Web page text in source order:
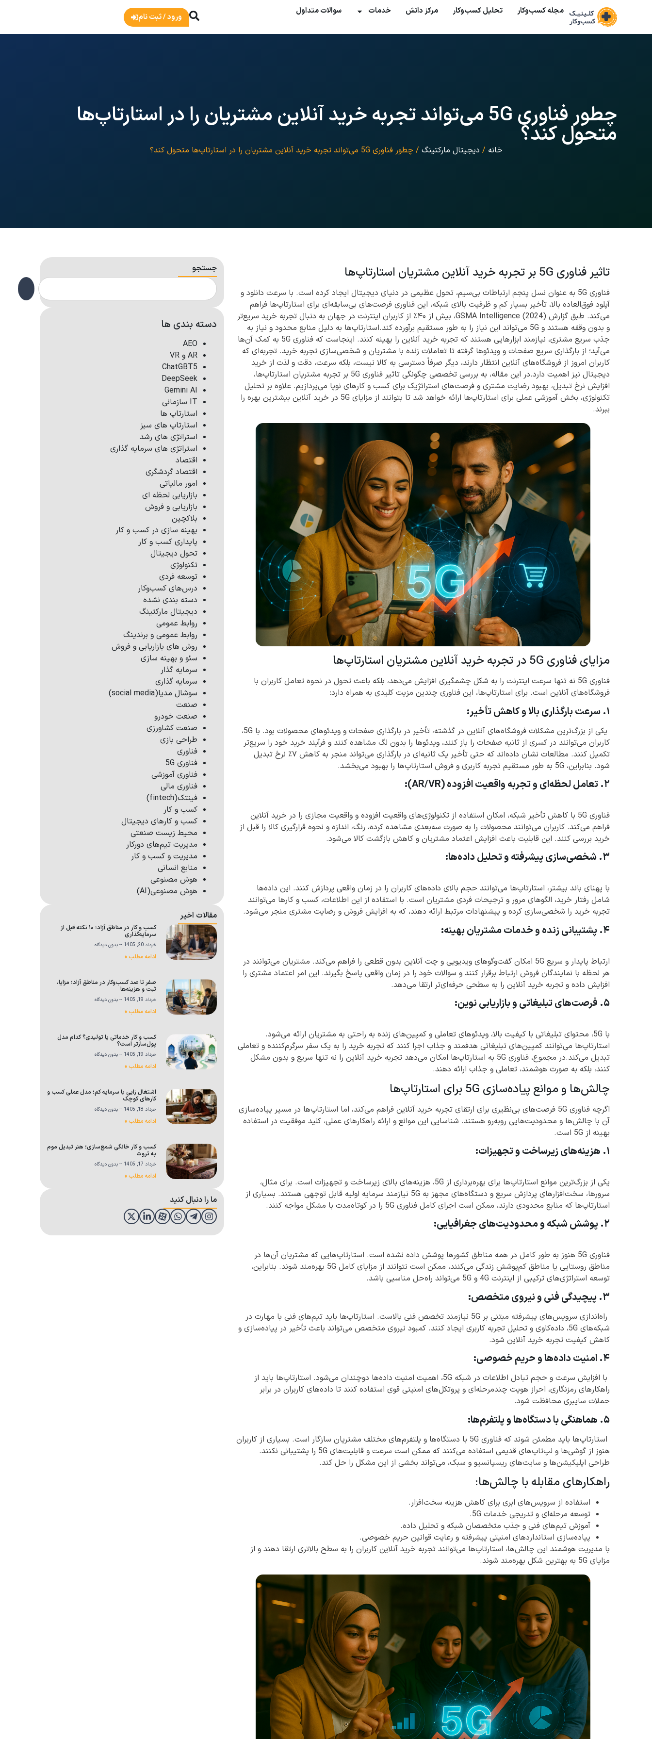
مجله کسب‌وکار تحلیل کسب‌و‌کار مرکز دانش خدمات سوالات متداول
ورود / ثبت نام
چطور فناوری 5G می‌تواند تجربه خرید آنلاین مشتریان را در استارتاپ‌ها
متحول کند؟
خانه / دیجیتال مارکتینگ / چطور فناوری 5G می‌تواند تجربه خرید آنلاین مشتریان را در استارتاپ‌ها متحول کند؟
تاثیر فناوری 5G بر تجربه خرید آنلاین مشتریان استارتاپ‌ها
فناوری 5G به عنوان نسل پنجم ارتباطات بی‌سیم، تحول عظیمی در دنیای دیجیتال ایجاد کرده است. با سرعت دانلود و
آپلود فوق‌العاده بالا، تأخیر بسیار کم و ظرفیت بالای شبکه، این فناوری فرصت‌های بی‌سابقه‌ای برای استارتاپ‌ها فراهم
می‌کند. طبق گزارش GSMA Intelligence (2024)، بیش از ۴۰٪ از کاربران اینترنت در جهان به دنبال تجربه خرید سریع‌تر
و بدون وقفه هستند و 5G می‌تواند این نیاز را به طور مستقیم برآورده کند.استارتاپ‌ها به دلیل منابع محدود و نیاز به
جذب سریع مشتری، نیازمند ابزارهایی هستند که تجربه خرید آنلاین را بهینه کنند. اینجاست که فناوری 5G به کمک آن‌ها
می‌آید؛ از بارگذاری سریع صفحات و ویدئوها گرفته تا تعاملات زنده با مشتریان و شخصی‌سازی تجربه خرید. تجربه‌ای که
کاربران امروز از فروشگاه‌های آنلاین انتظار دارند، دیگر صرفاً دسترسی به کالا نیست، بلکه سرعت، دقت و لذت از خرید
دیجیتال نیز اهمیت دارد.در این مقاله، به بررسی تخصصی چگونگی تاثیر فناوری 5G بر تجربه مشتریان استارتاپ‌ها،
افزایش نرخ تبدیل، بهبود رضایت مشتری و فرصت‌های استراتژیک برای کسب و کارهای نوپا می‌پردازیم. علاوه بر تحلیل
تکنولوژی، بخش آموزشی عملی برای استارتاپ‌ها ارائه خواهد شد تا بتوانند از مزایای 5G در خرید آنلاین بیشترین بهره را
ببرند.
مزایای فناوری 5G در تجربه خرید آنلاین مشتریان استارتاپ‌ها
فناوری 5G نه تنها سرعت اینترنت را به شکل چشمگیری افزایش می‌دهد، بلکه باعث تحول در نحوه تعامل کاربران با
فروشگاه‌های آنلاین است. برای استارتاپ‌ها، این فناوری چندین مزیت کلیدی به همراه دارد:
۱. سرعت بارگذاری بالا و کاهش تأخیر:
یکی از بزرگ‌ترین مشکلات فروشگاه‌های آنلاین در گذشته، تأخیر در بارگذاری صفحات و ویدئوهای محصولات بود. با 5G،
کاربران می‌توانند در کسری از ثانیه صفحات را باز کنند، ویدئوها را بدون لگ مشاهده کنند و فرآیند خرید خود را سریع‌تر
تکمیل کنند. مطالعات نشان داده‌اند که حتی تأخیر یک ثانیه‌ای در بارگذاری می‌تواند منجر به کاهش ۷٪ نرخ تبدیل
شود. بنابراین، 5G به طور مستقیم تجربه کاربری و فروش استارتاپ‌ها را بهبود می‌بخشد.
۲. تعامل لحظه‌ای و تجربه واقعیت افزوده (AR/VR):
فناوری 5G با کاهش تأخیر شبکه، امکان استفاده از تکنولوژی‌های واقعیت افزوده و واقعیت مجازی را در خرید آنلاین
فراهم می‌کند. کاربران می‌توانند محصولات را به صورت سه‌بعدی مشاهده کرده، رنگ، اندازه و نحوه قرارگیری کالا را قبل از
خرید بررسی کنند. این قابلیت باعث افزایش اعتماد مشتریان و کاهش بازگشت کالا می‌شود.
۳. شخصی‌سازی پیشرفته و تحلیل داده‌ها:
با پهنای باند بیشتر، استارتاپ‌ها می‌توانند حجم بالای داده‌های کاربران را در زمان واقعی پردازش کنند. این داده‌ها
شامل رفتار خرید، الگوهای مرور و ترجیحات فردی مشتریان است. با استفاده از این اطلاعات، کسب و کارها می‌توانند
تجربه خرید را شخصی‌سازی کرده و پیشنهادات مرتبط ارائه دهند، که به افزایش فروش و رضایت مشتری منجر می‌شود.
۴. پشتیبانی زنده و خدمات مشتریان بهینه:
ارتباط پایدار و سریع 5G امکان گفت‌وگوهای ویدیویی و چت آنلاین بدون قطعی را فراهم می‌کند. مشتریان می‌توانند در
هر لحظه با نمایندگان فروش ارتباط برقرار کنند و سوالات خود را در زمان واقعی پاسخ بگیرند. این امر اعتماد مشتری را
افزایش داده و تجربه خرید آنلاین را به سطحی حرفه‌ای‌تر ارتقا می‌دهد.
۵. فرصت‌های تبلیغاتی و بازاریابی نوین:
با 5G، محتوای تبلیغاتی با کیفیت بالا، ویدئوهای تعاملی و کمپین‌های زنده به راحتی به مشتریان ارائه می‌شود.
استارتاپ‌ها می‌توانند کمپین‌های تبلیغاتی هدفمند و جذاب اجرا کنند که تجربه خرید را به یک سفر سرگرم‌کننده و تعاملی
تبدیل می‌کند.در مجموع، فناوری 5G به استارتاپ‌ها امکان می‌دهد تجربه خرید آنلاین را نه تنها سریع و بدون مشکل
کنند، بلکه به صورت هوشمند، تعاملی و جذاب ارائه دهند.
چالش‌ها و موانع پیاده‌سازی 5G برای استارتاپ‌ها
اگرچه فناوری 5G فرصت‌های بی‌نظیری برای ارتقای تجربه خرید آنلاین فراهم می‌کند، اما استارتاپ‌ها در مسیر پیاده‌سازی
آن با چالش‌ها و محدودیت‌هایی روبه‌رو هستند. شناسایی این موانع و ارائه راهکارهای عملی، کلید موفقیت در استفاده
بهینه از 5G است.
۱. هزینه‌های زیرساخت و تجهیزات:
یکی از بزرگ‌ترین موانع استارتاپ‌ها برای بهره‌برداری از 5G، هزینه‌های بالای زیرساخت و تجهیزات است. برای مثال،
سرورها، سخت‌افزارهای پردازش سریع و دستگاه‌های مجهز به 5G نیازمند سرمایه اولیه قابل توجهی هستند. بسیاری از
استارتاپ‌ها که منابع محدودی دارند، ممکن است اجرای کامل فناوری 5G را در کوتاه‌مدت با مشکل مواجه کنند.
۲. پوشش شبکه و محدودیت‌های جغرافیایی:
فناوری 5G هنوز به طور کامل در همه مناطق کشورها پوشش داده نشده است. استارتاپ‌هایی که مشتریان آن‌ها در
مناطق روستایی یا مناطق کم‌پوشش زندگی می‌کنند، ممکن است نتوانند از مزایای کامل 5G بهره‌مند شوند. بنابراین،
توسعه استراتژی‌های ترکیبی از اینترنت 4G و 5G می‌تواند راه‌حل مناسبی باشد.
۳. پیچیدگی فنی و نیروی متخصص:
راه‌اندازی سرویس‌های پیشرفته مبتنی بر 5G نیازمند تخصص فنی بالاست. استارتاپ‌ها باید تیم‌های فنی با مهارت در
شبکه‌های 5G، داده‌کاوی و تحلیل تجربه کاربری ایجاد کنند. کمبود نیروی متخصص می‌تواند باعث تأخیر در پیاده‌سازی و
کاهش کیفیت تجربه خرید آنلاین شود.
۴. امنیت داده‌ها و حریم خصوصی:
با افزایش سرعت و حجم تبادل اطلاعات در شبکه 5G، اهمیت امنیت داده‌ها دوچندان می‌شود. استارتاپ‌ها باید از
راهکارهای رمزنگاری، احراز هویت چندمرحله‌ای و پروتکل‌های امنیتی قوی استفاده کنند تا داده‌های کاربران در برابر
حملات سایبری محافظت شود.
۵. هماهنگی با دستگاه‌ها و پلتفرم‌ها:
استارتاپ‌ها باید مطمئن شوند که فناوری 5G با دستگاه‌ها و پلتفرم‌های مختلف مشتریان سازگار است. بسیاری از کاربران
هنوز از گوشی‌ها و لپ‌تاپ‌های قدیمی استفاده می‌کنند که ممکن است سرعت و قابلیت‌های 5G را پشتیبانی نکنند.
طراحی اپلیکیشن‌ها و سایت‌های ریسپانسیو و سبک، می‌تواند بخشی از این مشکل را حل کند.
راهکارهای مقابله با چالش‌ها:
استفاده از سرویس‌های ابری برای کاهش هزینه سخت‌افزار.
توسعه مرحله‌ای و تدریجی خدمات 5G.
آموزش تیم‌های فنی و جذب متخصصان شبکه و تحلیل داده.
پیاده‌سازی استانداردهای امنیتی پیشرفته و رعایت قوانین حریم خصوصی.
با مدیریت هوشمند این چالش‌ها، استارتاپ‌ها می‌توانند تجربه خرید آنلاین کاربران را به سطح بالاتری ارتقا دهند و از
مزایای 5G به بهترین شکل بهره‌مند شوند.
جستجو
دسته بندی ها
AEO
AR و VR
ChatGBT5
DeepSeek
Gemini AI
IT سازمانی
استارتاپ ها
استارتاپ های سبز
استراتژی های رشد
استراتژی های سرمایه گذاری
اقتصاد
اقتصاد گردشگری
امور مالیاتی
بازاریابی لحظه ای
بازاریابی و فروش
بلاکچین
بهینه سازی در کسب و کار
پایداری کسب و کار
تحول دیجیتال
تکنولوژی
توسعه فردی
درس‌های کسب‌وکار
دسته بندی نشده
دیجیتال مارکتینگ
روابط عمومی
روابط عمومی و برندینگ
روش های بازاریابی و فروش
سئو و بهینه سازی
سرمایه گذار
سرمایه گذاری
سوشال مدیا(social media)
صنعت
صنعت خودرو
صنعت کشاورزی
طراحی بازی
فناوری
فناوری 5G
فناوری آموزشی
فناوری مالی
فینتک(fintech)
کسب و کار
کسب و کارهای دیجیتال
محیط زیست صنعتی
مدیریت تیم‌های دورکار
مدیریت و کسب و کار
منابع انسانی
هوش مصنوعی
هوش مصنوعی(AI)
مقالات اخیر
کسب و کار در مناطق آزاد؛ ۱۰ نکته قبل از
سرمایه‌گذاری
خرداد 20, 1405 بدون دیدگاه
ادامه مطلب »
صفر تا صد کسب‌وکار در مناطق آزاد؛ مزایا،
ثبت و هزینه‌ها
خرداد 19, 1405 بدون دیدگاه
ادامه مطلب »
کسب و کار خدماتی یا تولیدی؟ کدام مدل
پول‌سازتر است؟
خرداد 19, 1405 بدون دیدگاه
ادامه مطلب »
اشتغال زایی با سرمایه کم؛ مدل عملی کسب و
کارهای کوچک
خرداد 18, 1405 بدون دیدگاه
ادامه مطلب »
کسب و کار خانگی شمع‌سازی؛ هنر تبدیل موم
به ثروت
خرداد 17, 1405 بدون دیدگاه
ادامه مطلب »
ما را دنبال کنید